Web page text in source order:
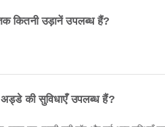
तक कितनी उड़ानें उपलब्ध हैं?
अड्डे की सुविधाएँ उपलब्ध हैं?